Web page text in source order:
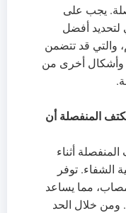
يجب على
أفضل
والتي قد تتضمن
وأشكال أخرى من
المنفصلة أن
أثناء
الشفاء. توفر
مما يساعد
ومن خلال الحد